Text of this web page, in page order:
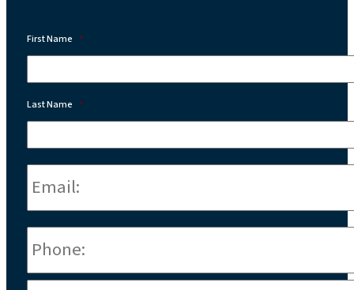
First Name *
Last Name *
Email: *
Phone *